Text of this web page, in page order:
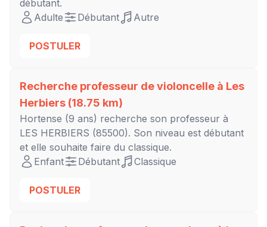
débutant.
Adulte
Débutant Autre
POSTULER
Recherche professeur de violoncelle à Les
Herbiers (18.75 km)
Hortense (9 ans) recherche son professeur à
LES HERBIERS (85500). Son niveau est débutant
et elle souhaite faire du classique.
Enfant
Débutant Classique
POSTULER